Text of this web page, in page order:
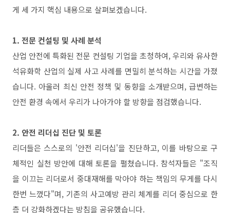
게 세 가지 핵심 내용으로 살펴보겠습니다.
1. 전문 컨설팅 및 사례 분석
산업 안전에 특화된 전문 컨설팅 기업을 초청하여,우리와 유사한
석유화학 산업의 실제 사고 사례를 면밀히 분석하는 시간을 가졌
습니다. 아울러 최신 안전 정책 및 동향을 소개받으며, 급변하는
안전 환경 속에서 우리가 나아가야 할 방향을 점검했습니다.
2. 안전 리더십 진단 및 토론
리더들은 스스로의 '안전 리더십'을 진단하고, 이를 바탕으로 구
체적인 실천 방안에 대해 토론을 펼쳤습니다. 참석자들은 "조직
을 이끄는 리더로서 중대재해를 막아야 하는 책임의 무게를 다시
한번 느꼈다"며, 기존의 사고예방 관리 체계를 리더 중심으로 한
층 더 강화하겠다는 방침을 공유했습니다.